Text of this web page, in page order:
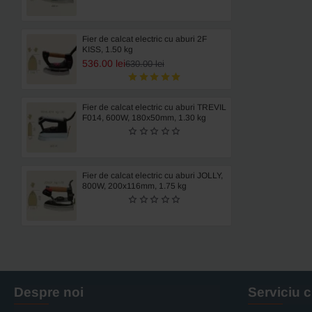
Fier de calcat electric cu aburi 2F
KISS, 1.50 kg
536.00 lei630.00 lei
Fier de calcat electric cu aburi TREVIL
F014, 600W, 180x50mm, 1.30 kg
Fier de calcat electric cu aburi JOLLY,
800W, 200x116mm, 1.75 kg
Despre noi Serviciu